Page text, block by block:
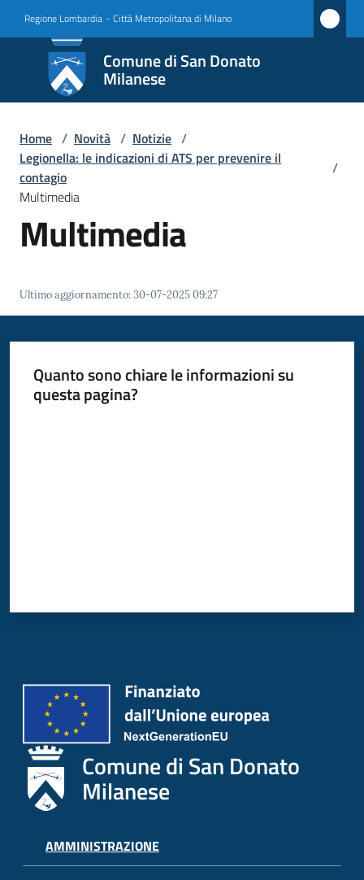
Regione Lombardia - Città Metropolitana di Milano
Comune di San Donato
Milanese
Comune
di San
Donato
Milanese
Amministrazione
Novità
Servizi
Donato
Milanese
Home / Novità / Notizie /
Legionella: le indicazioni di ATS per prevenire il
contagio
/
Multimedia
Multimedia
Ultimo aggiornamento:30-07-2025 09:27
Quanto sono chiare le informazioni su
questa pagina?
Comune di San Donato
Milanese
AMMINISTRAZIONE